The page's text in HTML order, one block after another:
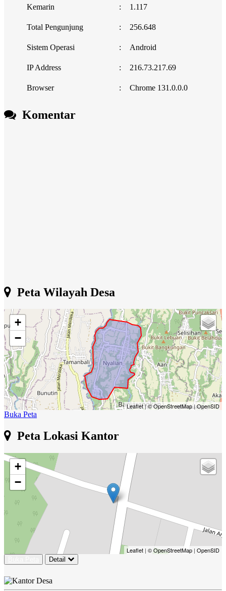
Kemarin : 1.117
Total Pengunjung : 256.648
Sistem Operasi : Android
IP Address : 216.73.217.69
Browser : Chrome 131.0.0.0
Komentar
Peta Wilayah Desa
+
−
Leaflet|© OpenStreetMap|OpenSID
Buka Peta
Peta Lokasi Kantor
+
−
Leaflet | © OpenStreetMap | OpenSID
Detail